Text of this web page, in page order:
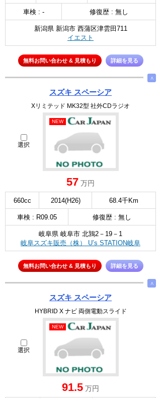
車検 : - 修復歴 : 無し
新潟県 新潟市 西蒲区津雲田711
イエスト
無料お問い合わせ & 見積もり 詳細を見る
∧
スズキ スペーシア
Xリミテッド MK32型 社外CDラジオ
選択
NEW
57 万円
660cc 2014(H26) 68.4千Km
車検 : R09.05 修復歴 : 無し
岐阜県 岐阜市 北鶉2－19－1
岐阜スズキ販売（株） U’s STATION岐阜
無料お問い合わせ & 見積もり 詳細を見る
∧
スズキ スペーシア
HYBRID X ナビ 両側電動スライド
選択
NEW
91.5 万円